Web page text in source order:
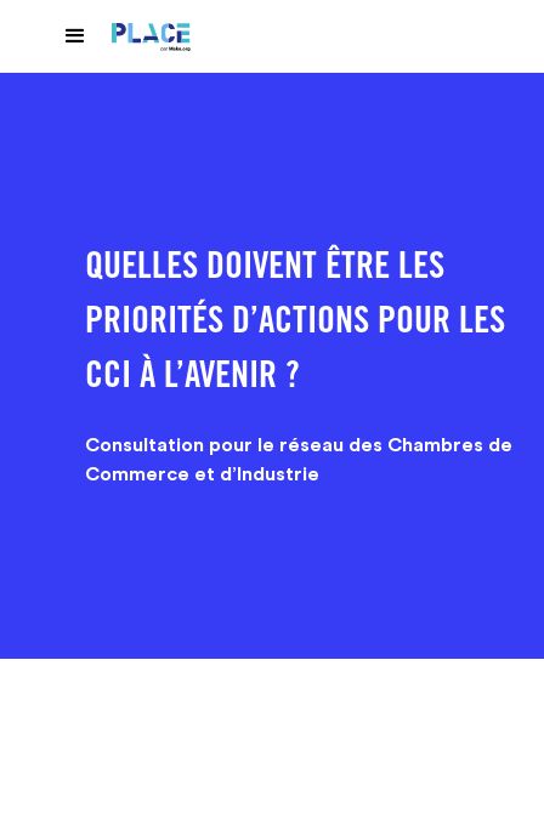
QUELLES DOIVENT ÊTRE LES
PRIORITÉS D’ACTIONS POUR LES
CCI À L’AVENIR ?
Consultation pour le réseau des Chambres de
Commerce et d’Industrie